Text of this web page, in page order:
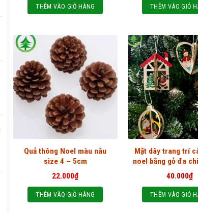
THÊM VÀO GIỎ HÀNG THÊM VÀO GIỎ
Quả thông Noel màu nâu
size 4 – 5cm
22.000₫
THÊM VÀO GIỎ HÀNG
Mặt dây trang trí
noel bằng gỗ đa
40.000₫
THÊM VÀO GIỎ